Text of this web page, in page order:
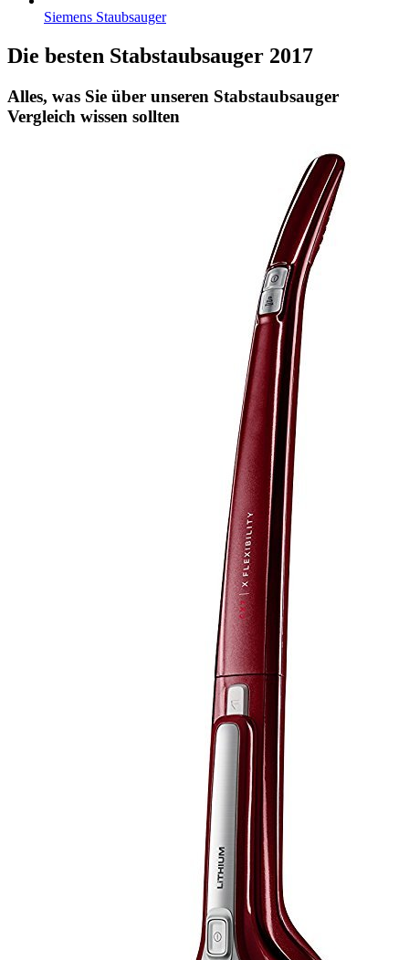
Siemens Staubsauger
Die besten Stabstaubsauger 2017
Alles, was Sie über unseren Stabstaubsauger
Vergleich wissen sollten